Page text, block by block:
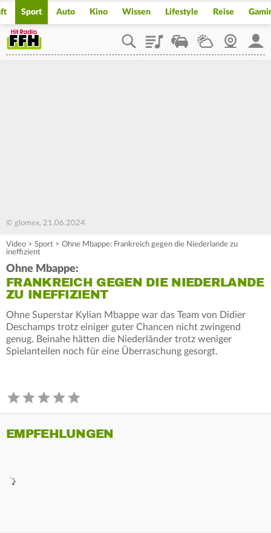
Sport Auto Kino Wissen Lifestyle Reise
PlaylistStaupilotWetterWebcam
© glomex, 21.06.2024
Video > Sport > Ohne Mbappe: Frankreich gegen die Niederlande zu
ineffizient
Ohne Mbappe:
FRANKREICH GEGEN DIE NIEDERLANDE
ZU INEFFIZIENT
Ohne Superstar Kylian Mbappe war das Team von Didier
Deschamps trotz einiger guter Chancen nicht zwingend
genug. Beinahe hätten die Niederländer trotz weniger
Spielanteilen noch für eine Überraschung gesorgt.
EMPFEHLUNGEN